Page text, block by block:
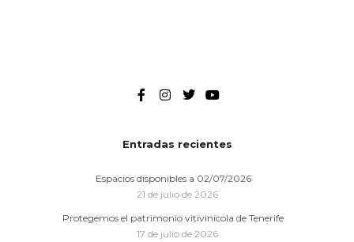
Entradas recientes
Espacios disponibles a 02/07/2026
21 de julio de 2026
Protegemos el patrimonio vitivinícola de Tenerife
17 de julio de 2026